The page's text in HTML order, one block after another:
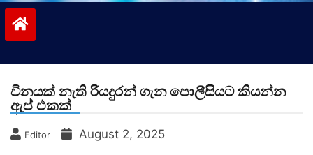
විනයක් නැති රියදුරන් ගැන පොලීසියට කියන්න
ඇප් එකක්
Editor August 2, 2025